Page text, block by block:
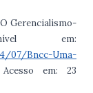
Gerencialismo-
em:
07/Bncc-Uma-
em: 23